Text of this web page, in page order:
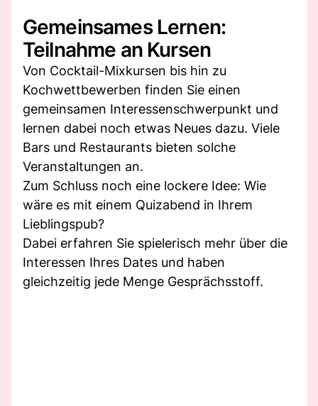
Gemeinsames Lernen:
Teilnahme an Kursen
Von Cocktail-Mixkursen bis hin zu
Kochwettbewerben finden Sie einen
gemeinsamen Interessenschwerpunkt und
lernen dabei noch etwas Neues dazu. Viele
Bars und Restaurants bieten solche
Veranstaltungen an.
Zum Schluss noch eine lockere Idee: Wie
wäre es mit einem Quizabend in Ihrem
Lieblingspub?
Dabei erfahren Sie spielerisch mehr über die
Interessen Ihres Dates und haben
gleichzeitig jede Menge Gesprächsstoff.